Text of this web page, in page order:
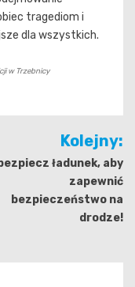
tragediom i
dla wszystkich.
w Trzebnicy
Kolejny:
ładunek, aby
zapewnić
bezpieczeństwo na
drodze!